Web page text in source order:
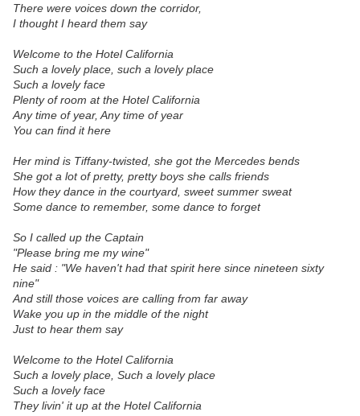
There were voices down the corridor,
I thought I heard them say
Welcome to the Hotel California
Such a lovely place, such a lovely place
Such a lovely face
Plenty of room at the Hotel California
Any time of year, Any time of year
You can find it here
Her mind is Tiffany-twisted, she got the Mercedes bends
She got a lot of pretty, pretty boys she calls friends
How they dance in the courtyard, sweet summer sweat
Some dance to remember, some dance to forget
So I called up the Captain
"Please bring me my wine"
He said : "We haven't had that spirit here since nineteen sixty
nine"
And still those voices are calling from far away
Wake you up in the middle of the night
Just to hear them say
Welcome to the Hotel California
Such a lovely place, Such a lovely place
Such a lovely face
They livin' it up at the Hotel California